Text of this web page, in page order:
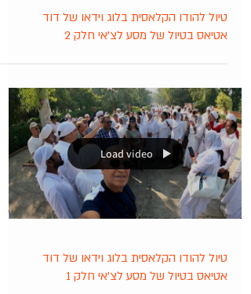
טיול להודו הקלאסית בלוג וידאו של דוד
אטיאס בטיול של מסע לצ'אי חלק 2
Load video
טיול להודו הקלאסית בלוג וידאו של דוד
אטיאס בטיול של מסע לצ'אי חלק 1